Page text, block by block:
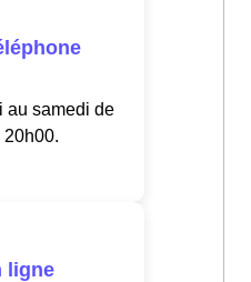
au samedi de
20h00.
ligne